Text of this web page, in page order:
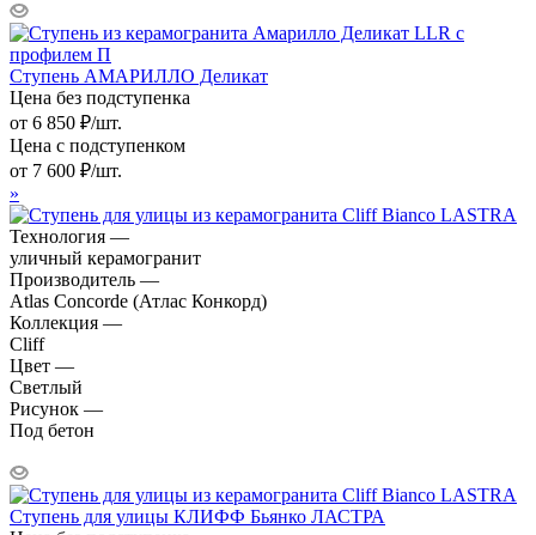
Ступень АМАРИЛЛО Деликат
Цена без подступенка
от 6 850 ₽/шт.
Цена с подступенком
от 7 600 ₽/шт.
»
Технология —
уличный керамогранит
Производитель —
Atlas Concorde (Атлас Конкорд)
Коллекция —
Cliff
Цвет —
Светлый
Рисунок —
Под бетон
Ступень для улицы КЛИФФ Бьянко ЛАСТРА